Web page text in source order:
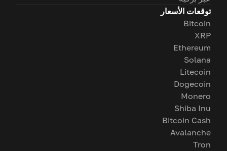
توقعات الأسعار
Bitcoin
XRP
Ethereum
Solana
Litecoin
Dogecoin
Monero
Shiba Inu
Bitcoin Cash
Avalanche
Tron